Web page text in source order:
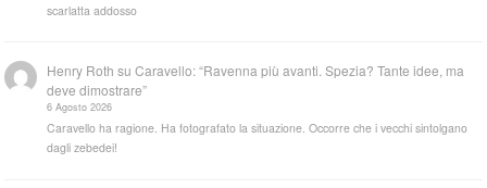
scarlatta addosso
Henry Roth suCaravello: “Ravenna più avanti. Spezia? Tante idee, ma
deve dimostrare”
6 Agosto 2026
Caravello ha ragione. Ha fotografato la situazione. Occorre che i vecchi sintolgano
dagli zebedei!